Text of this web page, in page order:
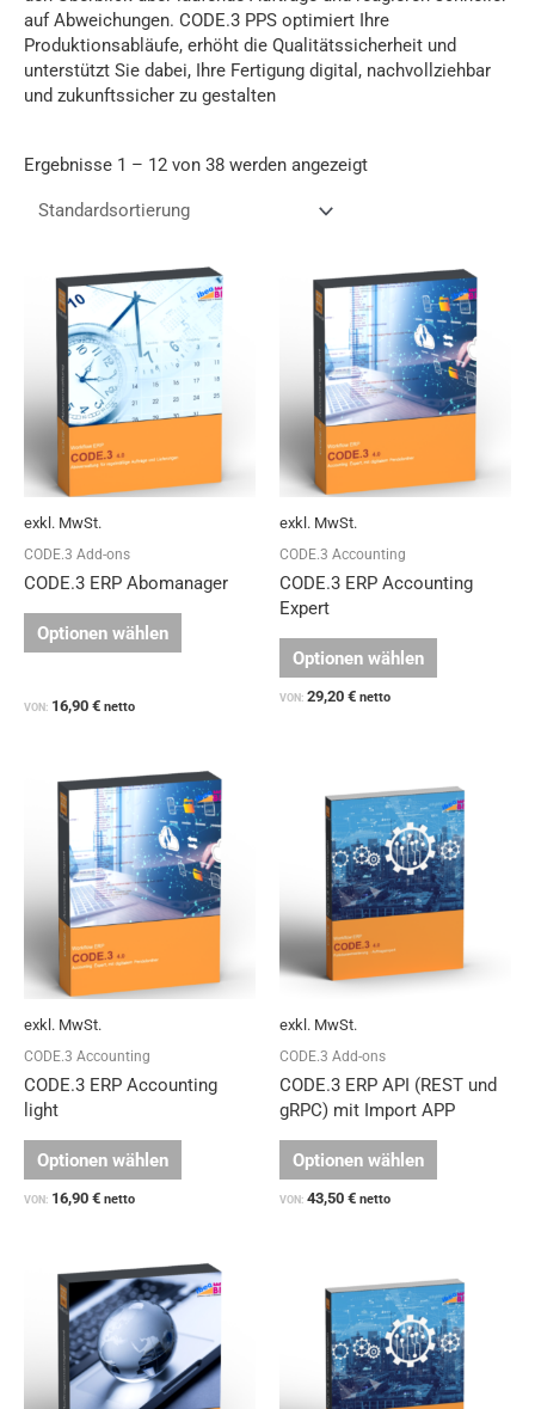
auf Abweichungen. CODE.3 PPS optimiert Ihre
Produktionsabläufe, erhöht die Qualitätssicherheit und
unterstützt Sie dabei, Ihre Fertigung digital, nachvollziehbar
und zukunftssicher zu gestalten
Ergebnisse 1 – 12 von 38 werden angezeigt
exkl. MwSt.
CODE.3 Add-ons
CODE.3 ERP Abomanager
Optionen wählen
Dieses
Produkt
weist
mehrere
Varianten
auf.
können
auf
Produktseite
gewählt
VON: 16,90 € netto
exkl. MwSt.
CODE.3 Accounting
CODE.3 ERP Accounting
Expert
Optionen wählen
Dieses
Produkt
weist
mehrere
Varianten
auf.
können
auf
gewählt
VON: 29,20 € netto
exkl. MwSt.
CODE.3 Accounting
CODE.3 ERP Accounting
light
Optionen wählen
Dieses
Produkt
weist
mehrere
Varianten
auf.
können
auf
Produktseite
gewählt
VON: 16,90 € netto
exkl. MwSt.
CODE.3 Add-ons
CODE.3 ERP API (REST und
gRPC) mit Import APP
Optionen wählen
Produkt
weist
mehrere
Varianten
auf.
können
gewählt
werden
VON: 43,50 € netto
Produkt
weist
mehrere
Varianten
auf.